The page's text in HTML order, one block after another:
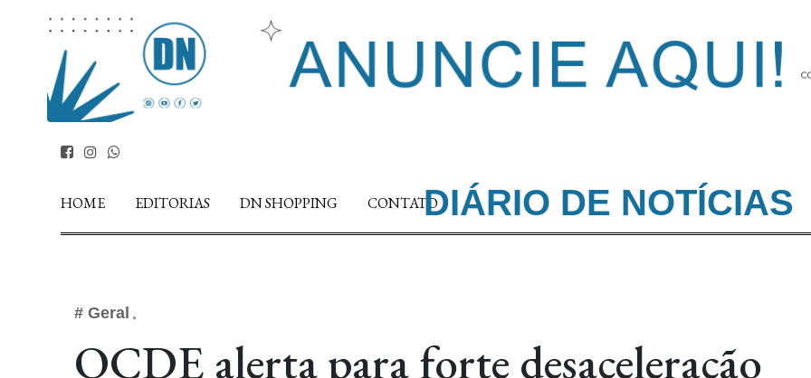
HOME EDITORIAS DN SHOPPING CONTATODIÁRIO DE NOTÍCIAS
# Geral
OCDE alerta para forte desaceleração